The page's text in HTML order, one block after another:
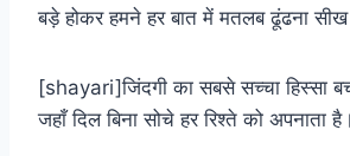
बड़े होकर हमने हर बात में मतलब ढूंढना
[shayari]जिंदगी का सबसे सच्चा हिस्सा
जहाँ दिल बिना सोचे हर रिश्ते को अपनाता